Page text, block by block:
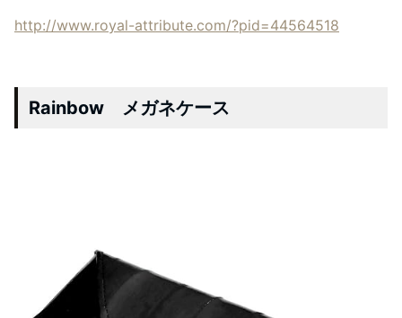
http://www.royal-attribute.com/?pid=44564518
Rainbow メガネケース